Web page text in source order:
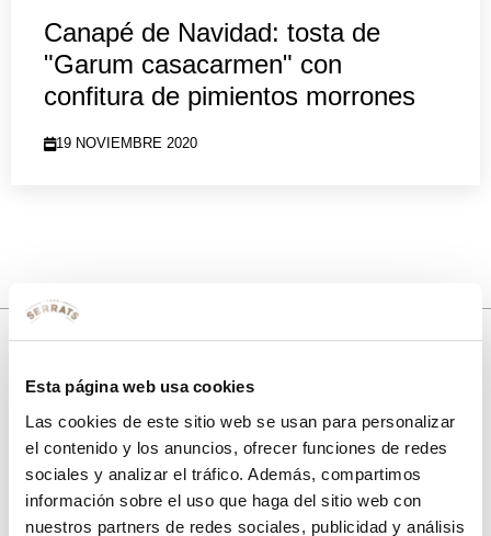
Esta página web usa cookies
Las cookies de este sitio web se usan para personalizar
el contenido y los anuncios, ofrecer funciones de redes
sociales y analizar el tráfico. Además, compartimos
información sobre el uso que haga del sitio web con
nuestros partners de redes sociales, publicidad y análisis
Canapé de Navidad: tosta de
"Garum casacarmen" con
confitura de pimientos morrones
19 NOVIEMBRE 2020
10% de descuento
con tu primera compra.
Apúntatea nuestra newsletter para recibir nuestras ofertasy